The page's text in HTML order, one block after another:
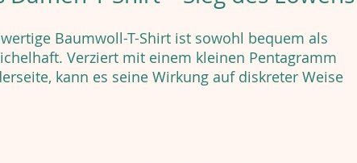
Baumwoll-T-Shirt ist sowohl bequem als
Verziert mit einem kleinen Pentagramm
kann es seine Wirkung auf diskreter Weise